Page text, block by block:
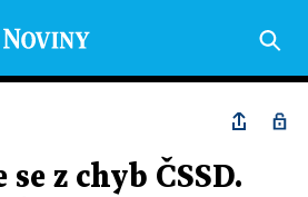
z chyb ČSSD.